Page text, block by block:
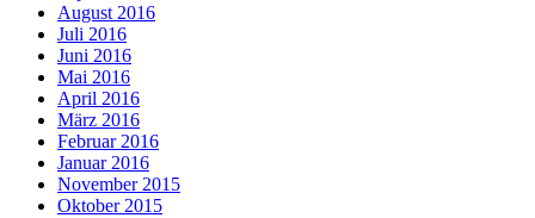
August 2016
Juli 2016
Juni 2016
Mai 2016
April 2016
März 2016
Februar 2016
Januar 2016
November 2015
Oktober 2015